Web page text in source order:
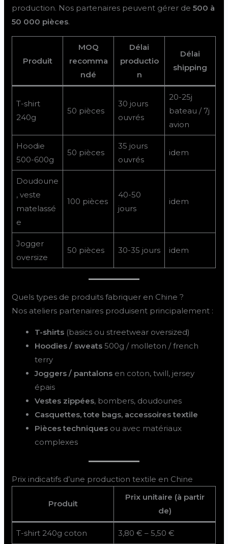
production. Nos partenaires peuvent gérer de500 à
50 000 pièces.
Produit
MOQ
recomma
ndé
Délai
productio
n
Délai
shipping
T-shirt
240g
50 pièces
30 jours
ouvrés
20-25j
bateau / 7j
avion
Hoodie
500-600g
50 pièces
35 jours
ouvrés
idem
Doudoune
, veste
matelassé
e
100 pièces
40-50
jours
idem
Jogger
oversize
50 pièces 30-35 jours idem
Quels types de produits fabriquer en Chine ?
Nos ateliers partenaires produisent principalement :
T-shirts (basics ou streetwear oversized)
Hoodies / sweats 500g / molleton / french
terry
Joggers / pantalons en coton, twill, jersey
épais
Vestes zippées, bombers, doudounes
Casquettes, tote bags, accessoires textile
Pièces techniques ou avec matériaux
complexes
Prix indicatifs d’une production textile en Chine
Produit
Prix unitaire (à partir
de)
T-shirt 240g coton 3,80 € – 5,50 €